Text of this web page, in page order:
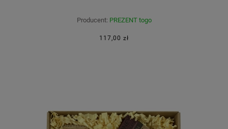
Producent: PREZENT togo
117,00 zł